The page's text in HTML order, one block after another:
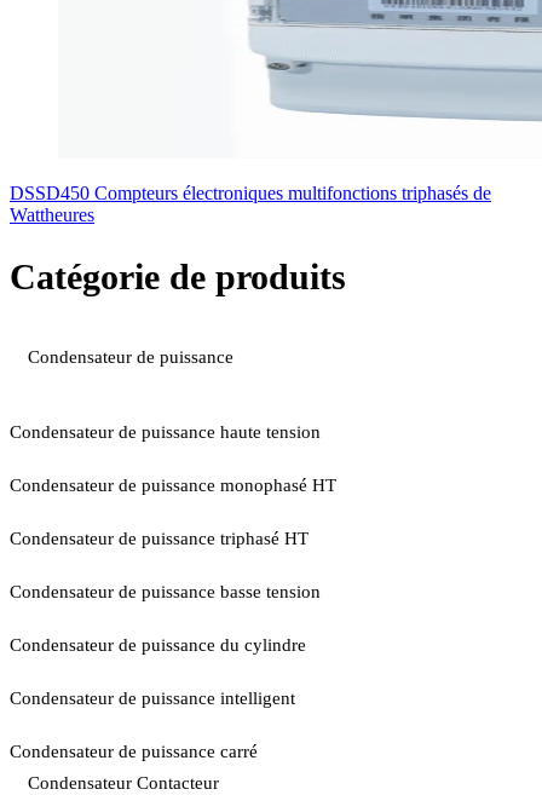
DSSD450 Compteurs électroniques multifonctions triphasés de
Wattheures
Catégorie de produits
Condensateur de puissance
Condensateur de puissance haute tension
Condensateur de puissance monophasé HT
Condensateur de puissance triphasé HT
Condensateur de puissance basse tension
Condensateur de puissance du cylindre
Condensateur de puissance intelligent
Condensateur de puissance carré
Condensateur Contacteur